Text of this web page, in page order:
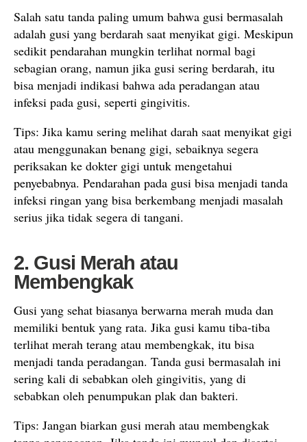
Salah satu tanda paling umum bahwa gusi bermasalah
adalah gusi yang berdarah saat menyikat gigi. Meskipun
sedikit pendarahan mungkin terlihat normal bagi
sebagian orang, namun jika gusi sering berdarah, itu
bisa menjadi indikasi bahwa ada peradangan atau
infeksi pada gusi, seperti gingivitis.
Tips: Jika kamu sering melihat darah saat menyikat gigi
atau menggunakan benang gigi, sebaiknya segera
periksakan ke dokter gigi untuk mengetahui
penyebabnya. Pendarahan pada gusi bisa menjadi tanda
infeksi ringan yang bisa berkembang menjadi masalah
serius jika tidak segera di tangani.
2. Gusi Merah atau
Membengkak
Gusi yang sehat biasanya berwarna merah muda dan
memiliki bentuk yang rata. Jika gusi kamu tiba-tiba
terlihat merah terang atau membengkak, itu bisa
menjadi tanda peradangan. Tanda gusi bermasalah ini
sering kali di sebabkan oleh gingivitis, yang di
sebabkan oleh penumpukan plak dan bakteri.
Tips: Jangan biarkan gusi merah atau membengkak